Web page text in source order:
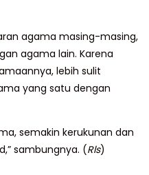
agama masing-masing,
agama lain. Karena
lebih sulit
yang satu dengan
semakin kerukunan dan
sambungnya. (Rls)